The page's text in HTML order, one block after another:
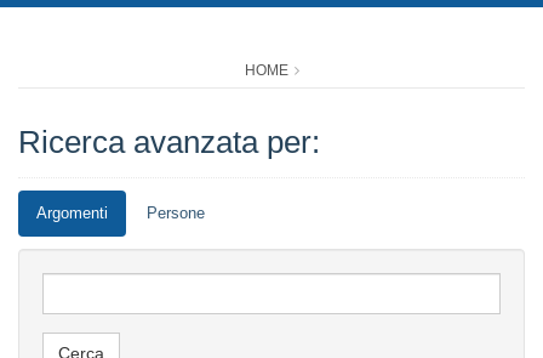
HOME
Ricerca avanzata per:
Argomenti Persone